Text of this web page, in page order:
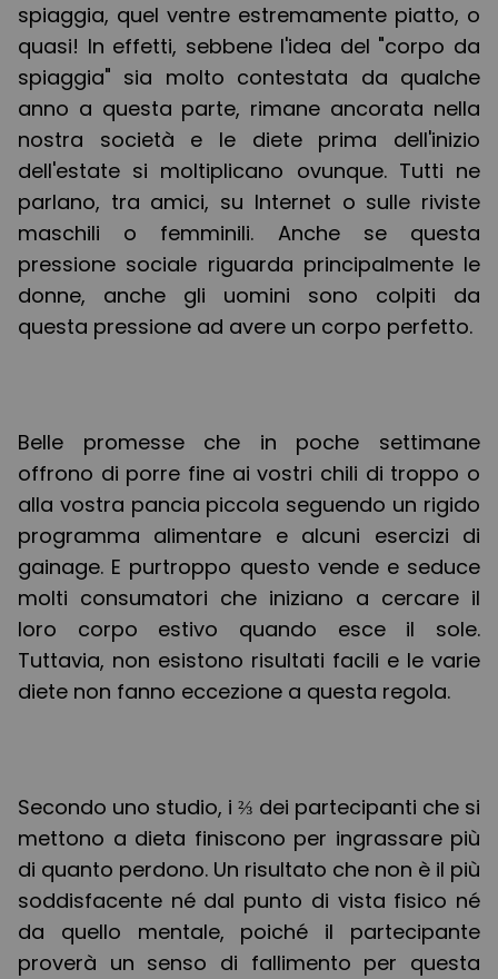
spiaggia, quel ventre estremamente piatto, o
quasi! In effetti, sebbene l'idea del "corpo da
spiaggia" sia molto contestata da qualche
anno a questa parte, rimane ancorata nella
nostra società e le diete prima dell'inizio
dell'estate si moltiplicano ovunque. Tutti ne
parlano, tra amici, su Internet o sulle riviste
maschili o femminili. Anche se questa
pressione sociale riguarda principalmente le
donne, anche gli uomini sono colpiti da
questa pressione ad avere un corpo perfetto.
Belle promesse che in poche settimane
offrono di porre fine ai vostri chili di troppo o
alla vostra pancia piccola seguendo un rigido
programma alimentare e alcuni esercizi di
gainage. E purtroppo questo vende e seduce
molti consumatori che iniziano a cercare il
loro corpo estivo quando esce il sole.
Tuttavia, non esistono risultati facili e le varie
diete non fanno eccezione a questa regola.
Secondo uno studio, i ⅔ dei partecipanti che si
mettono a dieta finiscono per ingrassare più
di quanto perdono. Un risultato che non è il più
soddisfacente né dal punto di vista fisico né
da quello mentale, poiché il partecipante
proverà un senso di fallimento per questa